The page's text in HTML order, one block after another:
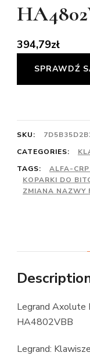
394,79zł
SPRAWDŹ
SKU:
CATEGORIES:
TAGS:
ALFA-
KOPARKI DO
ZMIANA NAZWY
Legrand Axolute
HA4802VBB
Legrand: